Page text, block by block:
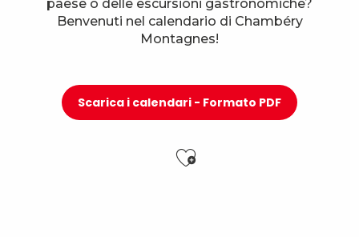
paese o delle escursioni gastronomiche?
Benvenuti nel calendario di Chambéry
Montagnes!
Scarica i calendari - Formato PDF
Ajouter aux